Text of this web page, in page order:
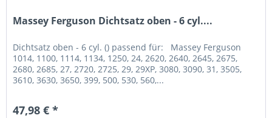
Massey Ferguson Dichtsatz oben - 6 cyl....
Dichtsatz oben - 6 cyl. () passend für: Massey Ferguson
1014, 1100, 1114, 1134, 1250, 24, 2620, 2640, 2645, 2675,
2680, 2685, 27, 2720, 2725, 29, 29XP, 3080, 3090, 31, 3505,
3610, 3630, 3650, 399, 500, 530, 560,...
47,98 € *